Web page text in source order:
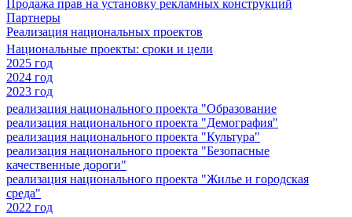
Продажа прав на установку рекламных конструкций
Партнеры
Реализация национальных проектов
Национальные проекты: сроки и цели
2025 год
2024 год
2023 год
реализация национального проекта "Образование
реализация национального проекта "Демография"
реализация национального проекта "Культура"
реализация национального проекта "Безопасные
качественные дороги"
реализация национального проекта "Жилье и городская
среда"
2022 год